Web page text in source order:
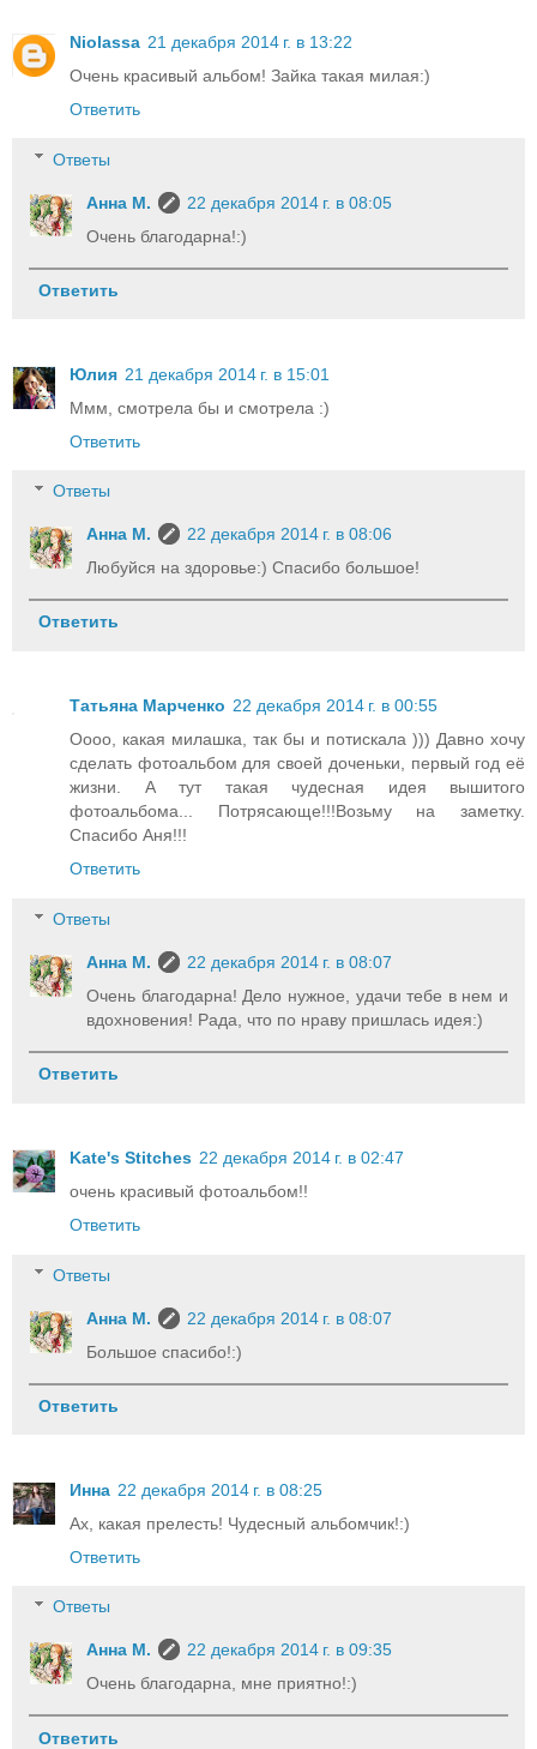
Niolassa 21 декабря 2014 г. в 13:22
Очень красивый альбом! Зайка такая милая:)
Ответить
Ответы
Анна М.
22 декабря 2014 г. в 08:05
Очень благодарна!:)
Ответить
Юлия 21 декабря 2014 г. в 15:01
Ммм, смотрела бы и смотрела :)
Ответить
Ответы
Анна М.
22 декабря 2014 г. в 08:06
Любуйся на здоровье:) Спасибо большое!
Ответить
Татьяна Марченко 22 декабря 2014 г. в 00:55
Оооо, какая милашка, так бы и потискала ))) Давно хочу
сделать фотоальбом для своей доченьки, первый год её
жизни. А тут такая чудесная идея вышитого
фотоальбома... Потрясающе!!!Возьму на заметку.
Спасибо Аня!!!
Ответить
Ответы
Анна М.
22 декабря 2014 г. в 08:07
Очень благодарна! Дело нужное, удачи тебе в нем и
вдохновения! Рада, что по нраву пришлась идея:)
Ответить
Kate's Stitches 22 декабря 2014 г. в 02:47
очень красивый фотоальбом!!
Ответить
Ответы
Анна М.
22 декабря 2014 г. в 08:07
Большое спасибо!:)
Ответить
Инна 22 декабря 2014 г. в 08:25
Ах, какая прелесть! Чудесный альбомчик!:)
Ответить
Ответы
Анна М.
22 декабря 2014 г. в 09:35
Очень благодарна, мне приятно!:)
Ответить